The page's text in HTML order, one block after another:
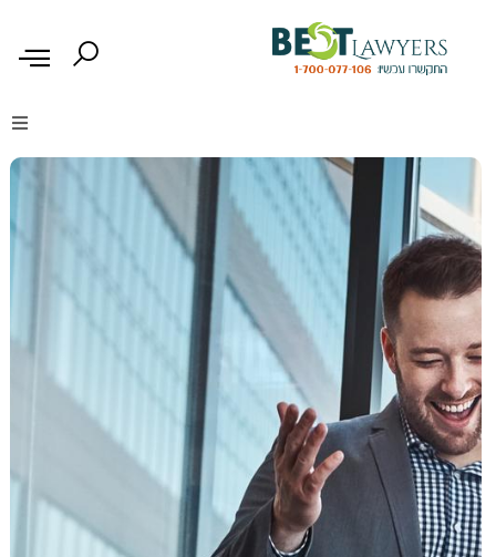
דיני נזיקין
דיני משפחה
דיני עבודה
דיני תעבורה
מקרקעין נדל"ן
הוצאה לפועל